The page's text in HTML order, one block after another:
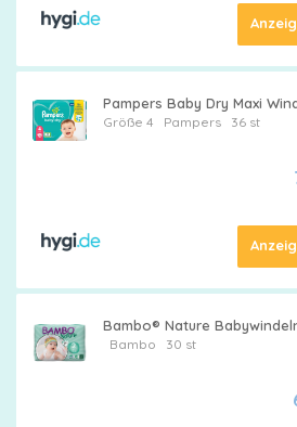
Pampers Baby Dry Maxi
Größe 4 Pampers36 st
Bambo® Nature
Bambo 30 st